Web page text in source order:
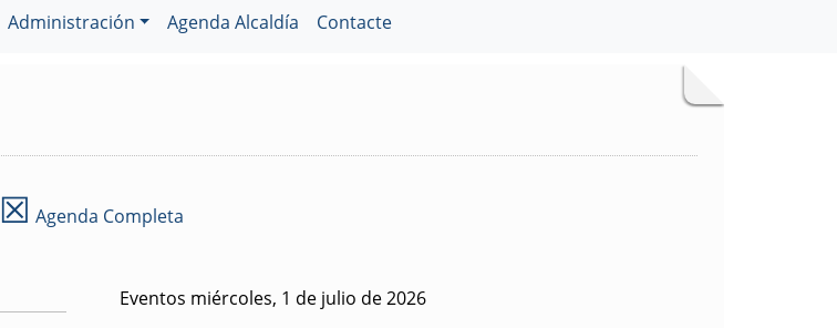
Administración Agenda Alcaldía Contacte
☒ Agenda Completa
Eventos miércoles, 1 de julio de 2026